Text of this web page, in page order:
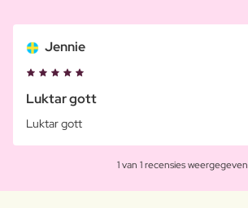
Jennie
Luktar gott
Luktar gott
1 van 1 recensies weergegeven